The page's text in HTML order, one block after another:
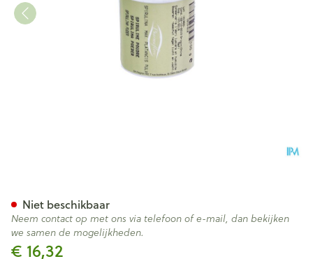
€ 16,32
Niet beschikbaar
Neem contact op met ons via telefoon of e-mail, dan bekijken
we samen de mogelijkheden.